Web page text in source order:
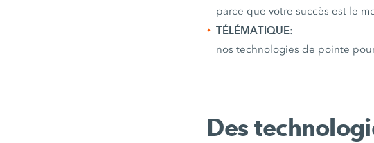
parce que votre succès est le
TÉLÉMATIQUE:
nos technologies de pointe
Des